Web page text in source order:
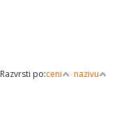
Razvrsti po:ceni nazivu